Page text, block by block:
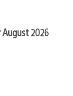
August 2026